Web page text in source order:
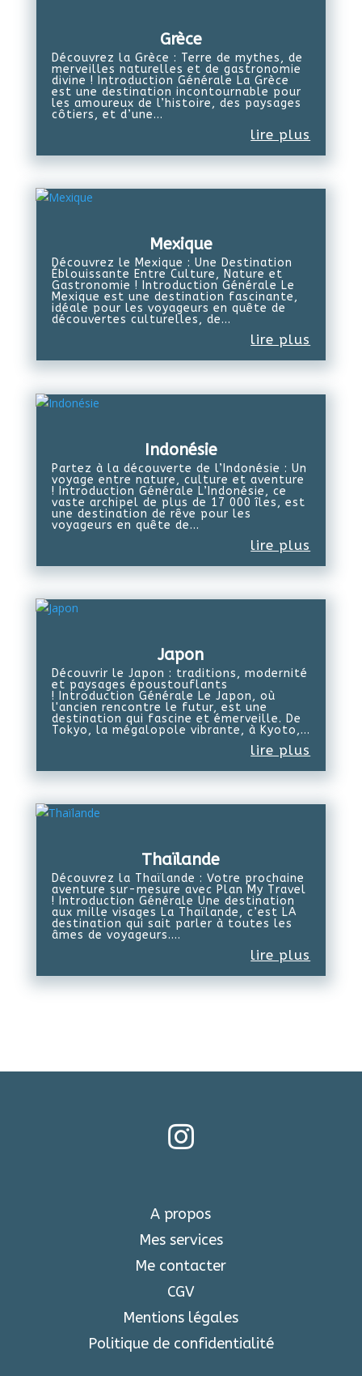
Grèce
Découvrez la Grèce : Terre de mythes, de
merveilles naturelles et de gastronomie
divine ! Introduction Générale La Grèce
est une destination incontournable pour
les amoureux de l’histoire, des paysages
côtiers, et d’une...
lire plus
Mexique
Découvrez le Mexique : Une Destination
Éblouissante Entre Culture, Nature et
Gastronomie ! Introduction Générale Le
Mexique est une destination fascinante,
idéale pour les voyageurs en quête de
découvertes culturelles, de...
lire plus
Indonésie
Partez à la découverte de l’Indonésie : Un
voyage entre nature, culture et aventure
! Introduction Générale L’Indonésie, ce
vaste archipel de plus de 17 000 îles, est
une destination de rêve pour les
voyageurs en quête de...
lire plus
Japon
Découvrir le Japon : traditions, modernité
et paysages époustouflants
! Introduction Générale Le Japon, où
l'ancien rencontre le futur, est une
destination qui fascine et émerveille. De
Tokyo, la mégalopole vibrante, à Kyoto,...
lire plus
Thaïlande
Découvrez la Thaïlande : Votre prochaine
aventure sur-mesure avec Plan My Travel
! Introduction Générale Une destination
aux mille visages La Thaïlande, c’est LA
destination qui sait parler à toutes les
âmes de voyageurs....
lire plus

A propos
Mes services
Me contacter
CGV
Mentions légales
Politique de confidentialité